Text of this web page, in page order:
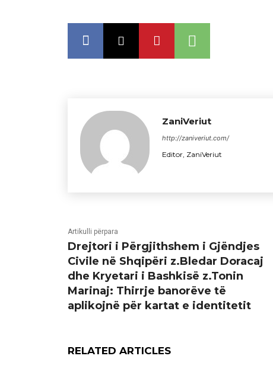
ZaniVeriut
http://zaniveriut.com/
Editor, ZaniVeriut
Artikulli përpara
Drejtori i Përgjithshem i Gjëndjes
Civile në Shqipëri z.Bledar Doracaj
dhe Kryetari i Bashkisë z.Tonin
Marinaj: Thirrje banorëve të
aplikojnë për kartat e identitetit
RELATED ARTICLES